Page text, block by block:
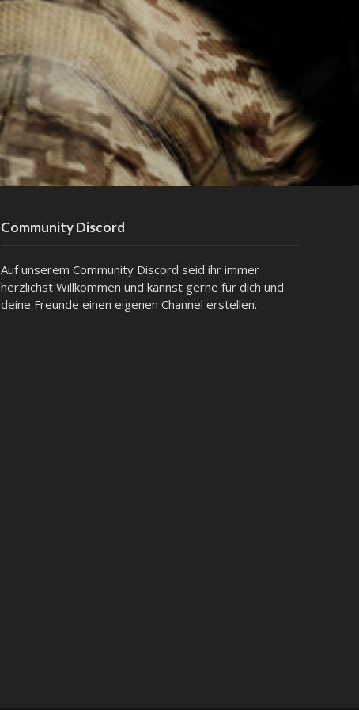
Community Discord
Auf unserem Community Discord seid ihr immer
herzlichst Willkommen und kannst gerne für dich und
deine Freunde einen eigenen Channel erstellen.